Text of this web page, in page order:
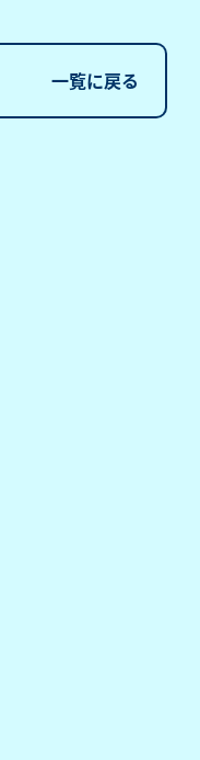
一覧に戻る